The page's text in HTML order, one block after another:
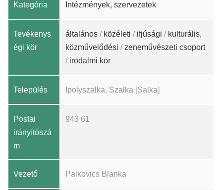
Kategória Intézmények, szervezetek
Tevékenys
égi kör
általános / közéleti / ifjúsági / kulturális,
közművelődési / zeneművészeti csoport
/ irodalmi kör
Település Ipolyszalka, Szalka [Salka]
Postai
irányítószá
m
943 61
Vezető Palkovics Blanka